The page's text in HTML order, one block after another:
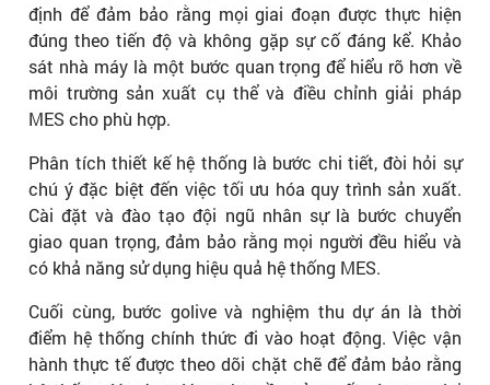
định để đảm bảo rằng mọi giai đoạn được thực hiện
đúng theo tiến độ và không gặp sự cố đáng kể. Khảo
sát nhà máy là một bước quan trọng để hiểu rõ hơn về
môi trường sản xuất cụ thể và điều chỉnh giải pháp
MES cho phù hợp.
Phân tích thiết kế hệ thống là bước chi tiết, đòi hỏi sự
chú ý đặc biệt đến việc tối ưu hóa quy trình sản xuất.
Cài đặt và đào tạo đội ngũ nhân sự là bước chuyển
giao quan trọng, đảm bảo rằng mọi người đều hiểu và
có khả năng sử dụng hiệu quả hệ thống MES.
Cuối cùng, bước golive và nghiệm thu dự án là thời
điểm hệ thống chính thức đi vào hoạt động. Việc vận
hành thực tế được theo dõi chặt chẽ để đảm bảo rằng